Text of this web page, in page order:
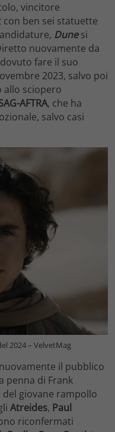
vincitore
con ben sei statuette
Dunesi
nuovamente da
fare il suo
2023, salvo poi
allo sciopero
AFTRA, che ha
salvo casi
2024 – VelvetMag
il pubblico
penna di Frank
giovane rampollo
Atreides, Paul
riconfermati